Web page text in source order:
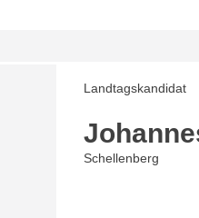
Landtagskandidat
Schellenberg